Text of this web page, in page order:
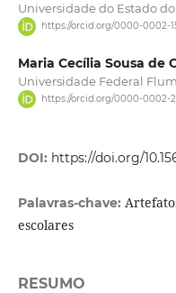
Universidade do Estado
https://orcid.org/0000-0002-
Maria Cecília Sousa de
Universidade Federal
https://orcid.org/0000-0002-
DOI: https://doi.org/
Palavras-chave:
escolares
RESUMO